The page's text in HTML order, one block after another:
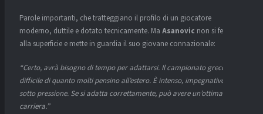
Parole importanti, che tratteggiano il profilo di un giocatore
moderno, duttile e dotato tecnicamente. Ma Asanovic non si ferma
alla superficie e mette in guardia il suo giovane connazionale:
“Certo, avrà bisogno di tempo per adattarsi. Il campionato greco è più
difficile di quanto molti pensino all’estero. È intenso, impegnativo,
sotto pressione. Se si adatta correttamente, può avere un’ottima
carriera.”